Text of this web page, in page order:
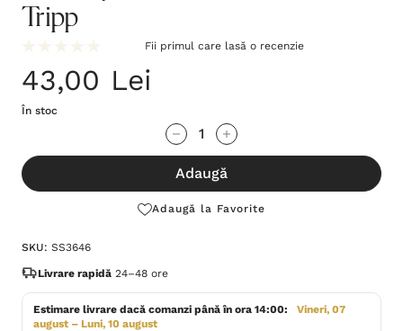
Tripp
Fii primul care lasă o recenzie
43,00 Lei
În stoc
te!
Stocul
Adaugă
Adaugă la Favorite
SKU: SS3646
Livrare rapidă 24–48 ore
Estimare livrare dacă comanzi până în ora 14:00:
Vineri, 07
august – Luni, 10 august